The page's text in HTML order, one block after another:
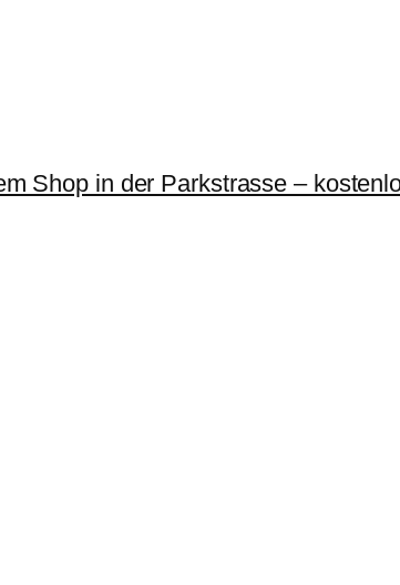
Shop in der Parkstrasse –